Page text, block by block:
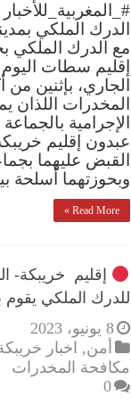
الدرك الملكي
مع الدرك الملكي
الجاري، بإثنين
المخدرات اللذان
الإجرامية بالجماعة
عبدون إقليم
القبض عليهما
وبحوزتهما أسلحة
Read More »
إقليم خريبكة-
للدرك الملكي
8 يونيو، 2023
أمن, اخبار
مكافحة المخدرات
0